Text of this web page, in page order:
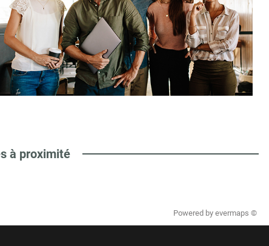
à proximité
Powered by evermaps ©